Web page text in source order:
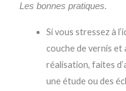
Les bonnes pratiques.
Si vous stressez à
couche de vernis
réalisation, faites
une étude ou des